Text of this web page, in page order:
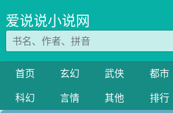
爱说说小说网
首页 玄幻 武侠 都市
科幻
言情 其他 排行